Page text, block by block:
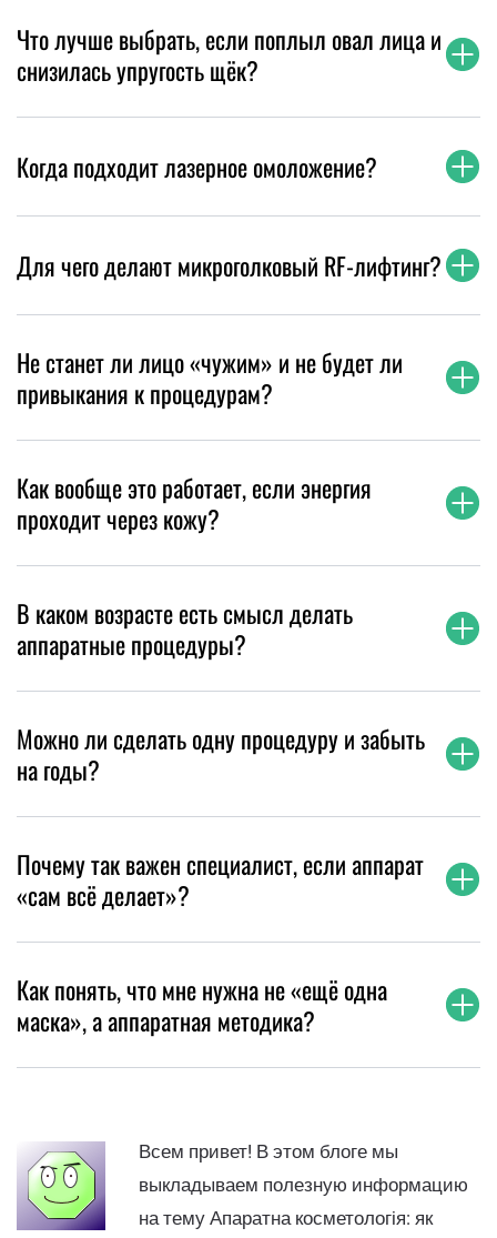
Что лучше выбрать, если поплыл овал лица и
снизилась упругость щёк?
Когда подходит лазерное омоложение?
Для чего делают микроголковый RF-лифтинг?
Не станет ли лицо «чужим» и не будет ли
привыкания к процедурам?
Как вообще это работает, если энергия
проходит через кожу?
В каком возрасте есть смысл делать
аппаратные процедуры?
Можно ли сделать одну процедуру и забыть
на годы?
Почему так важен специалист, если аппарат
«сам всё делает»?
Как понять, что мне нужна не «ещё одна
маска», а аппаратная методика?
Всем привет! В этом блоге мы
выкладываем полезную информацию
на тему Апаратна косметологія: як